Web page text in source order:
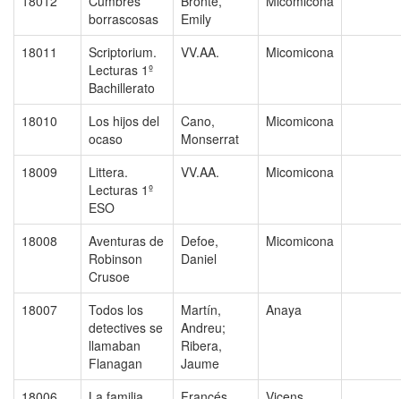
borrascosas
Emily
18011
Scriptorium.
Lecturas 1º
Bachillerato
VV.AA. Micomicona
18010
Los hijos del
ocaso
Cano,
Monserrat
Micomicona
18009
Littera.
Lecturas 1º
ESO
VV.AA. Micomicona
18008
Aventuras de
Robinson
Crusoe
Defoe,
Daniel
Micomicona
18007
Todos los
detectives se
llamaban
Flanagan
Martín,
Andreu;
Ribera,
Jaume
Anaya